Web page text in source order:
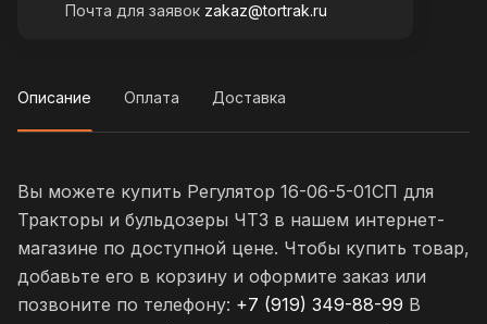
Почта для заявок zakaz@tortrak.ru
Описание Оплата Доставка
Вы можете купить Регулятор 16-06-5-01СП для
Тракторы и бульдозеры ЧТЗ в нашем интернет-
магазине по доступной цене. Чтобы купить товар,
добавьте его в корзину и оформите заказ или
позвоните по телефону: +7 (919) 349-88-99 В